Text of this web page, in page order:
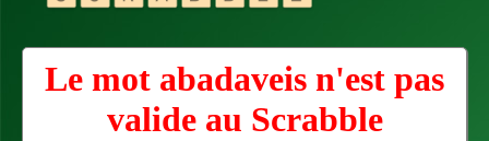
Le mot abadaveis n'est pas
valide au Scrabble